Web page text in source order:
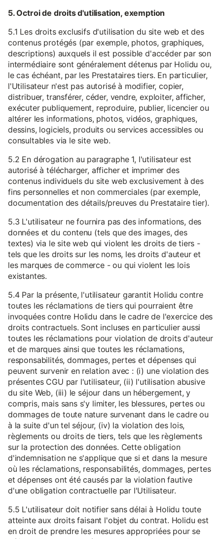
5. Octroi de droits d'utilisation, exemption
5.1 Les droits exclusifs d'utilisation du site web et des
contenus protégés (par exemple, photos, graphiques,
descriptions) auxquels il est possible d'accéder par son
intermédiaire sont généralement détenus par Holidu ou,
le cas échéant, par les Prestataires tiers. En particulier,
l'Utilisateur n'est pas autorisé à modifier, copier,
distribuer, transférer, céder, vendre, exploiter, afficher,
exécuter publiquement, reproduire, publier, licencier ou
altérer les informations, photos, vidéos, graphiques,
dessins, logiciels, produits ou services accessibles ou
consultables via le site web.
5.2 En dérogation au paragraphe 1, l'utilisateur est
autorisé à télécharger, afficher et imprimer des
contenus individuels du site web exclusivement à des
fins personnelles et non commerciales (par exemple,
documentation des détails/preuves du Prestataire tier).
5.3 L'utilisateur ne fournira pas des informations, des
données et du contenu (tels que des images, des
textes) via le site web qui violent les droits de tiers -
tels que les droits sur les noms, les droits d'auteur et
les marques de commerce - ou qui violent les lois
existantes.
5.4 Par la présente, l'utilisateur garantit Holidu contre
toutes les réclamations de tiers qui pourraient être
invoquées contre Holidu dans le cadre de l'exercice des
droits contractuels. Sont incluses en particulier aussi
toutes les réclamations pour violation de droits d'auteur
et de marques ainsi que toutes les réclamations,
responsabilités, dommages, pertes et dépenses qui
peuvent survenir en relation avec : (i) une violation des
présentes CGU par l'utilisateur, (ii) l'utilisation abusive
du site Web, (iii) le séjour dans un hébergement, y
compris, mais sans s'y limiter, les blessures, pertes ou
dommages de toute nature survenant dans le cadre ou
à la suite d'un tel séjour, (iv) la violation des lois,
règlements ou droits de tiers, tels que les règlements
sur la protection des données. Cette obligation
d'indemnisation ne s'applique que si et dans la mesure
où les réclamations, responsabilités, dommages, pertes
et dépenses ont été causés par la violation fautive
d'une obligation contractuelle par l'Utilisateur.
5.5 L'utilisateur doit notifier sans délai à Holidu toute
atteinte aux droits faisant l'objet du contrat. Holidu est
en droit de prendre les mesures appropriées pour se